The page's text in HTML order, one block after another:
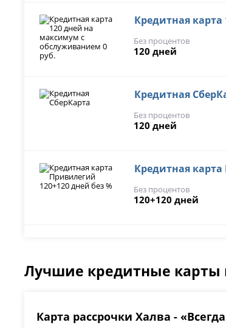
Лучшие кредитные карты
Карта рассрочки Халва -
Кредитная
Без процентов
120 дней
Кредитная
Без процентов
120 дней
Кредитная карта
Без процентов
120+120 дней